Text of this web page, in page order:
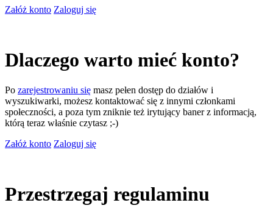
Załóż konto Zaloguj się
Dlaczego warto mieć konto?
Po zarejestrowaniu się masz pełen dostęp do działów i
wyszukiwarki, możesz kontaktować się z innymi członkami
społeczności, a poza tym zniknie też irytujący baner z informacją,
którą teraz właśnie czytasz ;-)
Załóż konto Zaloguj się
Przestrzegaj regulaminu